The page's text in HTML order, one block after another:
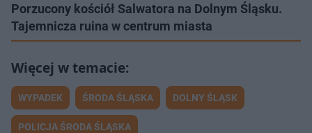
Porzucony kościół Salwatora na Dolnym Śląsku.
Tajemnicza ruina w centrum miasta
WYPADEK ŚRODA ŚLĄSKA DOLNY ŚLĄSK
POLICJA ŚRODA ŚLĄSKA